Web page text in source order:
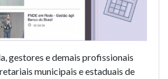
gestores e demais profissionais
municipais e estaduais de